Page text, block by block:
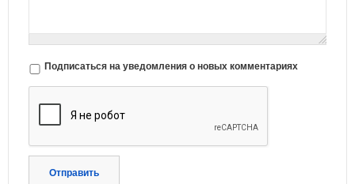
Подписаться на уведомления о новых комментариях
Отправить